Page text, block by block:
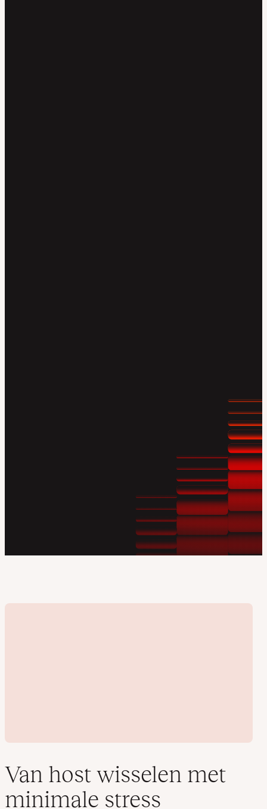
Van host wisselen met
minimale stress